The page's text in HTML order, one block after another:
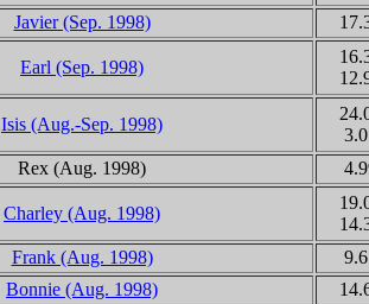
Javier (Sep. 1998)
Earl (Sep. 1998)
Isis (Aug.-Sep. 1998)
Rex (Aug. 1998)
Charley (Aug. 1998)
Frank (Aug. 1998)
Bonnie (Aug. 1998)